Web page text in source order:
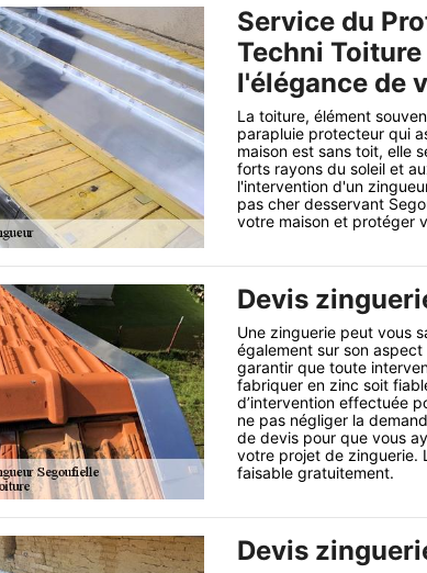
Service du
Techni
l'élégance de
La toiture, élément
parapluie protecteur qui
maison est sans toit, elle
forts rayons du soleil et
l'intervention d'un
pas cher desservant
votre maison et protéger
Devis
Une zinguerie peut vous
également sur son
garantir que toute
fabriquer en zinc soit
d’intervention effectuée
ne pas négliger la
de devis pour que vous
votre projet de zinguerie.
faisable gratuitement.
Devis